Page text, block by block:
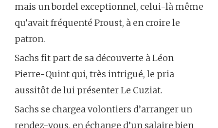
mais un bordel exceptionnel, celui-là même
qu’avait fréquenté Proust, à en croire le
patron.
Sachs fit part de sa découverte à Léon
Pierre-Quint qui, très intrigué, le pria
aussitôt de lui présenter Le Cuziat.
Sachs se chargea volontiers d’arranger un
rendez-vous, en échange d’un salaire bien